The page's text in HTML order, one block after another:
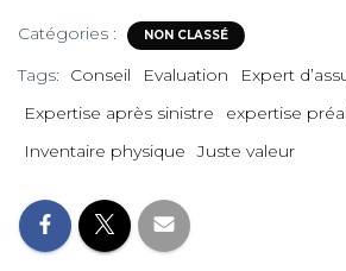
Catégories : NON CLASSÉ
Tags: Conseil Evaluation
Expert
Expertise après sinistre
expertise
Inventaire physique
Juste valeur